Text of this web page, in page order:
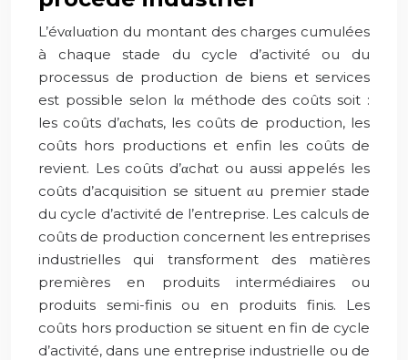
L’évαluαtion du montant des charges cumulées
à chaque stade du cycle d’activité ou du
processus de production de biens et services
est possible selon lα méthode des coûts soit :
les coûts d’αchαts, les coûts de production, les
coûts hors productions et enfin les coûts de
revient. Les coûts d’αchαt ou aussi appelés les
coûts d’acquisition se situent αu premier stade
du cycle d’activité de l’entreprise. Les calculs de
coûts de production concernent les entreprises
industrielles qui transforment des matières
premières en produits intermédiaires ou
produits semi-finis ou en produits finis. Les
coûts hors production se situent en fin de cycle
d’activité, dans une entreprise industrielle ou de